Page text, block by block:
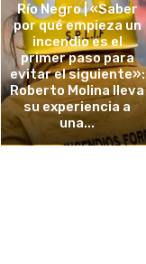
Río Negro | «Saber
por qué empieza un
incendio es el
primer paso para
evitar el siguiente»:
Roberto Molina lleva
su experiencia a
una...